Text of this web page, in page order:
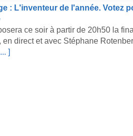
: L'inventeur de l'année. Votez
ce soir à partir de 20h50 la
en direct et avec Stéphane
]